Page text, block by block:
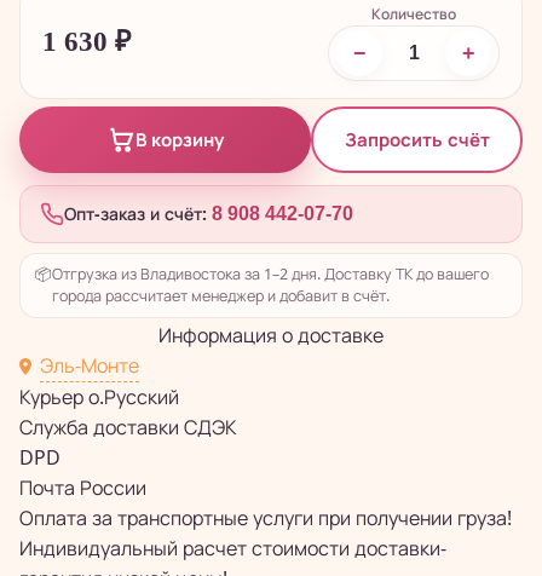
1 630 ₽
Количество
− +
В корзину Запросить счёт
Опт-заказ и счёт: 8 908 442-07-70
📦Отгрузка из Владивостока за 1–2 дня. Доставку ТК до вашего
города рассчитает менеджер и добавит в счёт.
Информация о доставке
Эль-Монте
Курьер о.Русский
Служба доставки СДЭК
DPD
Почта России
Оплата за транспортные услуги при получении груза!
Индивидуальный расчет стоимости доставки-